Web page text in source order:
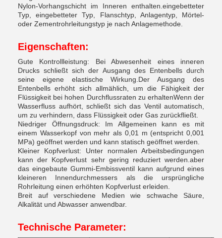
Nylon-Vorhangschicht im Inneren enthalten.eingebetteter
Typ, eingebetteter Typ, Flanschtyp, Anlagentyp, Mörtel-
oder Zementrohrleitungstyp je nach Anlagemethode.
Eigenschaften:
Gute Kontrollleistung: Bei Abwesenheit eines inneren
Drucks schließt sich der Ausgang des Entenbells durch
seine eigene elastische Wirkung.Der Ausgang des
Entenbells erhöht sich allmählich, um die Fähigkeit der
Flüssigkeit bei hohen Durchflussraten zu erhaltenWenn der
Wasserfluss aufhört, schließt sich das Ventil automatisch,
um zu verhindern, dass Flüssigkeit oder Gas zurückfließt.
Niedriger Öffnungsdruck: Im Allgemeinen kann es mit
einem Wasserkopf von mehr als 0,01 m (entspricht 0,001
MPa) geöffnet werden und kann statisch geöffnet werden.
Kleiner Kopfverlust: Unter normalen Arbeitsbedingungen
kann der Kopfverlust sehr gering reduziert werden.aber
das eingebaute Gummi-Embissventil kann aufgrund eines
kleineren Innendurchmessers als die ursprüngliche
Rohrleitung einen erhöhten Kopfverlust erleiden.
Breit auf verschiedene Medien wie schwache Säure,
Alkalität und Abwasser anwendbar.
Technische Parameter: